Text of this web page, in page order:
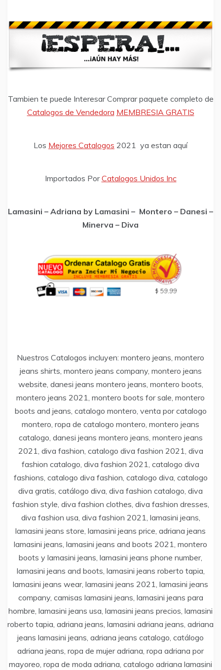
Tambien te puede Interesar Comprar paquete completo de
Catalogos de Vendedora MEMBRESIA GRATIS
Los Mejores Catalogos 2021 ya estan aquí
Importados PorCatalogos Unidos Inc
Lamasini – Adriana by Lamasini – Montero – Danesi –
Minerva – Diva
Nuestros Catalogos incluyen: montero jeans, montero
jeans shirts, montero jeans company, montero jeans
website, danesi jeans montero jeans, montero boots,
montero jeans 2021, montero boots for sale, montero
boots and jeans, catalogo montero, venta por catalogo
montero, ropa de catalogo montero, montero jeans
catalogo, danesi jeans montero jeans, montero jeans
2021, diva fashion, catalogo diva fashion 2021, diva
fashion catalogo, diva fashion 2021, catalogo diva
fashions, catalogo diva fashion, catalogo diva, catalogo
diva gratis, catálogo diva, diva fashion catalogo, diva
fashion style, diva fashion clothes, diva fashion dresses,
diva fashion usa, diva fashion 2021, lamasini jeans,
lamasini jeans store, lamasini jeans price, adriana jeans
lamasini jeans, lamasini jeans and boots 2021, montero
boots y lamasini jeans, lamasini jeans phone number,
lamasini jeans and boots, lamasini jeans roberto tapia,
lamasini jeans wear, lamasini jeans 2021, lamasini jeans
company, camisas lamasini jeans, lamasini jeans para
hombre, lamasini jeans usa, lamasini jeans precios, lamasini
roberto tapia, adriana jeans, lamasini adriana jeans, adriana
jeans lamasini jeans, adriana jeans catalogo, catálogo
adriana jeans, ropa de mujer adriana, ropa adriana por
mayoreo, ropa de moda adriana, catalogo adriana lamasini